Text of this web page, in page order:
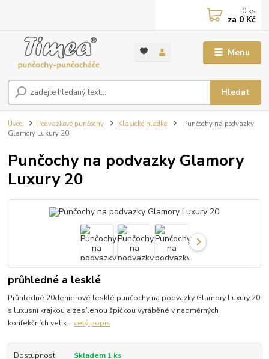
Menu
Hledat
0 ks
za 0 Kč
Úvod Podvazkové punčochy Klasické hladké
Punčochy na podvazky
Glamory Luxury 20
Punčochy na podvazky Glamory
Luxury 20
průhledné a lesklé
Průhledné 20denierové lesklé punčochy na podvazky Glamory Luxury 20
s luxusní krajkou a zesílenou špičkou vyráběné v nadměrných
konfekčních velik... celý popis
Dostupnost
Skladem 1 ks